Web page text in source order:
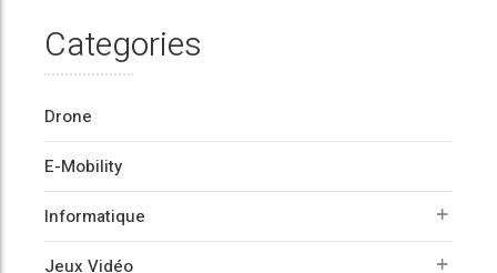
Categories
Drone
E-Mobility
Informatique
Jeux Vidéo